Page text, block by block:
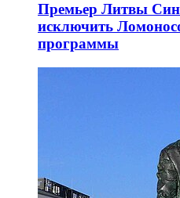
Премьер Литвы
исключить
программы